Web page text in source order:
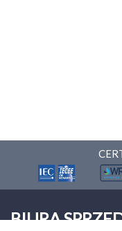
BIURA